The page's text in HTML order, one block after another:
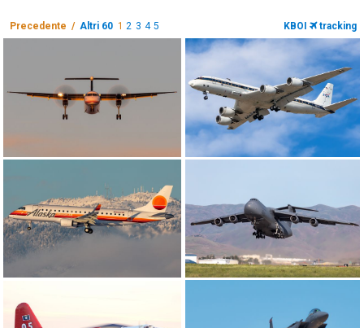
Precedente / Altri 60 1 2 3 4 5 KBOI tracking